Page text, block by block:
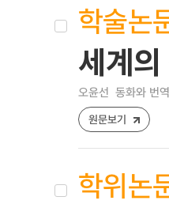
학술논
세계
오윤선 동화와
원문보기
학위논